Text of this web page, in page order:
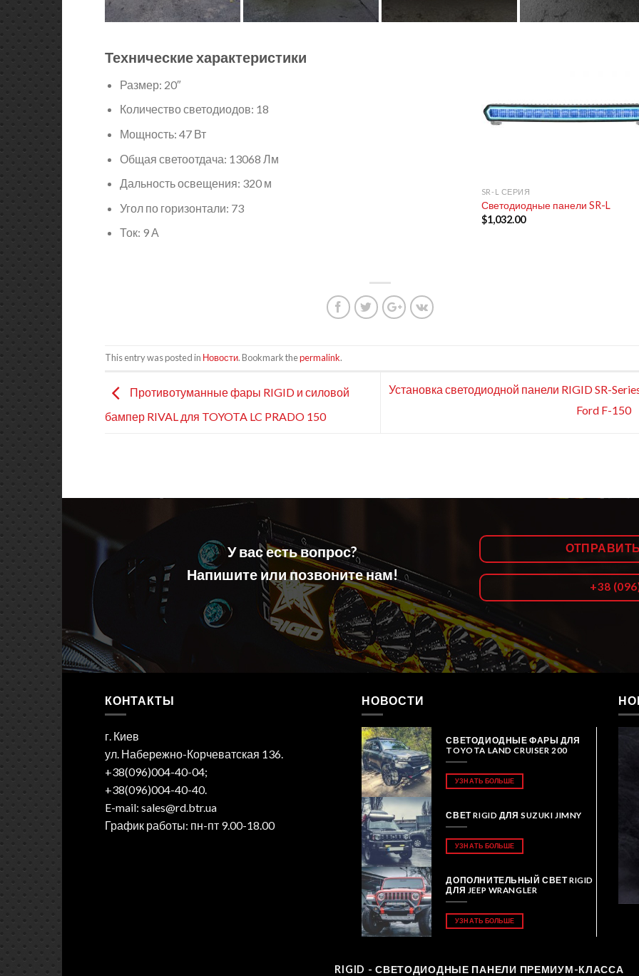
Технические характеристики
Размер: 20″
Количество светодиодов: 18
Мощность: 47 Вт
Общая светоотдача: 13068 Лм
Дальность освещения: 320 м
Угол по горизонтали: 73
Ток: 9 А
SR-L СЕРИЯ
Светодиодные панели SR-L
$1,032.00
This entry was posted in Новости. Bookmark thepermalink.
Противотуманные фары RIGID и силовой
бампер RIVAL для TOYOTA LC PRADO 150
Установка светодиодной панели RIGID SR-
Ford F-150
У вас есть вопрос?
Напишите или позвоните нам!
+38
КОНТАКТЫ
г. Киев
ул. Набережно-Корчеватская 136.
+38(096)004-40-04;
+38(096)004-40-40.
E-mail: sales@rd.btr.ua
График работы: пн-пт 9.00-18.00
НОВОСТИ
СВЕТОДИОДНЫЕ ФАРЫ ДЛЯ
TOYOTA LAND CRUISER 200
УЗНАТЬ БОЛЬШЕ
СВЕТ RIGID ДЛЯ SUZUKI JIMNY
УЗНАТЬ БОЛЬШЕ
ДОПОЛНИТЕЛЬНЫЙ СВЕТ RIGID
ДЛЯ JEEP WRANGLER
УЗНАТЬ БОЛЬШЕ
RIGID - СВЕТОДИОДНЫЕ ПАНЕЛИ ПРЕМИУМ-КЛАССА